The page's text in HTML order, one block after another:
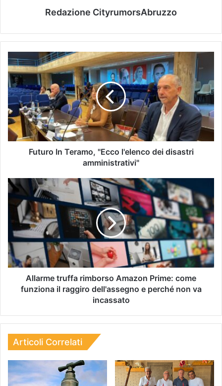
Redazione CityrumorsAbruzzo
Futuro In Teramo, "Ecco l'elenco dei disastri
amministrativi"
Allarme truffa rimborso Amazon Prime: come
funziona il raggiro dell'assegno e perché non va
incassato
Articoli Correlati